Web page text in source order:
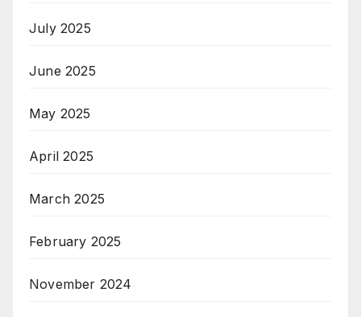
July 2025
June 2025
May 2025
April 2025
March 2025
February 2025
November 2024